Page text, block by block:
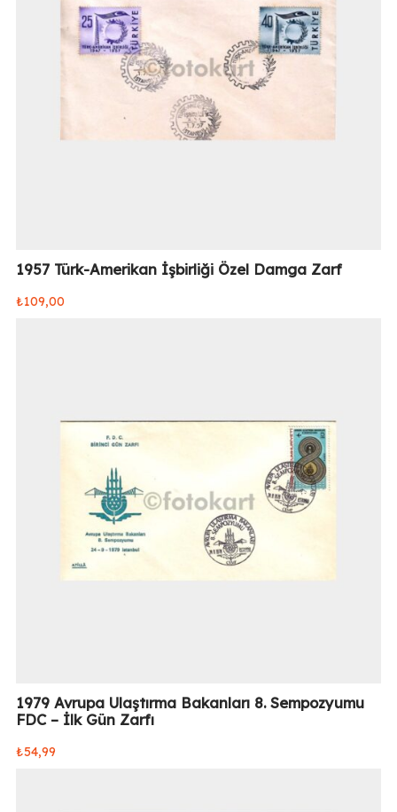
1957 Türk-Amerikan İşbirliği Özel Damga Zarf
₺109,00
1979 Avrupa Ulaştırma Bakanları 8. Sempozyumu
FDC – İlk Gün Zarfı
₺54,99